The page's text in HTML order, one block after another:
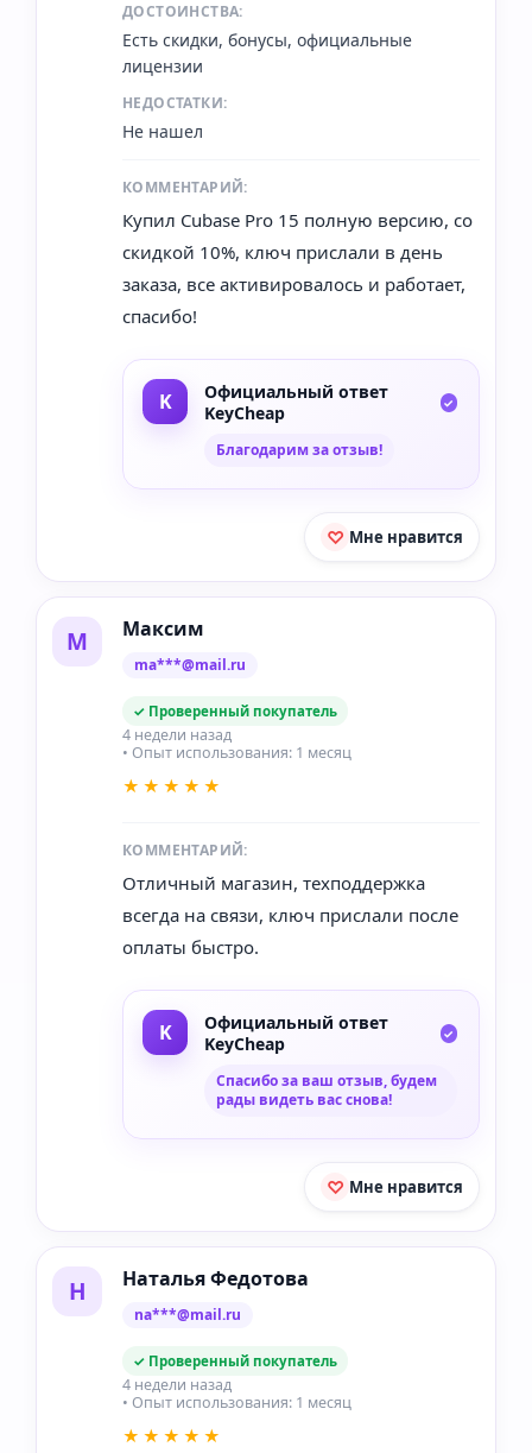
ДОСТОИНСТВА:
Есть скидки, бонусы, официальные
лицензии
НЕДОСТАТКИ:
Не нашел
КОММЕНТАРИЙ:
Купил Cubase Pro 15 полную версию, со
скидкой 10%, ключ прислали в день
заказа, все активировалось и работает,
спасибо!
Официальный ответ
KeyCheap
Благодарим за отзыв!
Мне нравится
М Максим
ma***@mail.ru
✓ Проверенный покупатель
4 недели назад
• Опыт использования: 1 месяц
★★★★★
КОММЕНТАРИЙ:
Отличный магазин, техподдержка
всегда на связи, ключ прислали после
оплаты быстро.
Официальный ответ
KeyCheap
Спасибо за ваш отзыв, будем
рады видеть вас снова!
Мне нравится
Н Наталья Федотова
na***@mail.ru
✓ Проверенный покупатель
4 недели назад
• Опыт использования: 1 месяц
★★★★★